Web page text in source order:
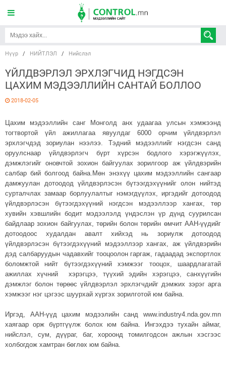
Нүүр / НИЙТЛЭЛ / Нийслэл
ҮЙЛДВЭРЛЭЛ ЭРХЛЭГЧИД НЭГДСЭН
ЦАХИМ МЭДЭЭЛЛИЙН САНТАЙ БОЛЛОО
2018-02-05
Цахим мэдээллийн санг Монголд анх удаагаа улсын хэмжээнд
тогтвортой үйл ажиллагаа явуулдаг 6000 орчим үйлдвэрлэл
эрхлэгчдэд зориулан нээлээ.
Тэдний мэдээллийг нэгдсэн санд
оруулснаар үйлдвэрлэгч бүрт хүрсэн бодлого хэрэгжүүлэх,
дэмжлэгийг оновчтой зохион байгуулах зорилгоор аж үйлдвэрийн
салбар бий болгоод байна. Мөн энэхүү цахим мэдээллийн сангаар
дамжуулан дотоодод үйлдвэрлэсэн бүтээгдэхүүнийг олон нийтэд
сурталчлах замаар борлуулалтыг нэмэгдүүлэх, иргэдийг дотоодод
үйлдвэрлэсэн бүтээгдэхүүний нэгдсэн мэдээллээр хангах, төр
хувийн хэвшлийн бодит мэдээлэлд үндэслэн үр дүнд суурилсан
байдлаар зохион байгуулах, төрийн болон төрийн өмчит ААН-үүдийг
дотоодоос худалдан авалт хийхэд нь зориулж дотоодод
үйлдвэрлэсэн бүтээгдэхүүний мэдээллээр хангах, аж үйлдвэрийн
дэд салбаруудын чадавхийг тооцоолон гаргаж, гадаадад экспортлох
боломжтой нийт бүтээгдэхүүний хэмжээг тооцох, шаардлагатай
ажиллах хүчний хэрэгцээ, түүхий эдийн хэрэгцээ, санхүүгийн
дэмжлэг болон төрөөс үйлдвэрлэл эрхлэгчдийг дэмжих зэрэг арга
хэмжээг нэг цэгээс шуурхай хүргэх зорилготой юм байна.
Иргэд, ААН-үүд цахим мэдээлийн санд www.industry4.nda.gov.mn
хаягаар орж бүртгүүлж болох юм байна. Ингэхдээ тухайн аймаг,
нийслэл, сум, дүүраг, баг, хороонд томилгодсон ажлын хэсгээс
холбогдож хамтран бөглөх юм байна.